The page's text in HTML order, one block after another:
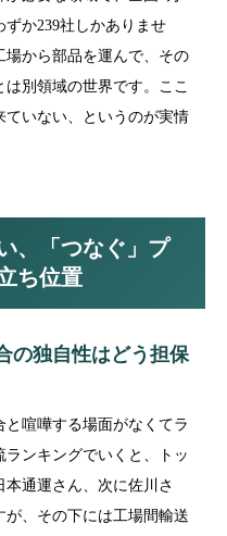
ずか239社しかありませ
場から部品を運んで、その
別領域の世界です。ここ
ていない、というのが実情
、「つなぐ」プ
ち位置
の独自性はどう担保
喧嘩する場面がなくてラ
ンキングでいくと、トッ
通運さん、次に佐川さ
が、その下には工場間輸送